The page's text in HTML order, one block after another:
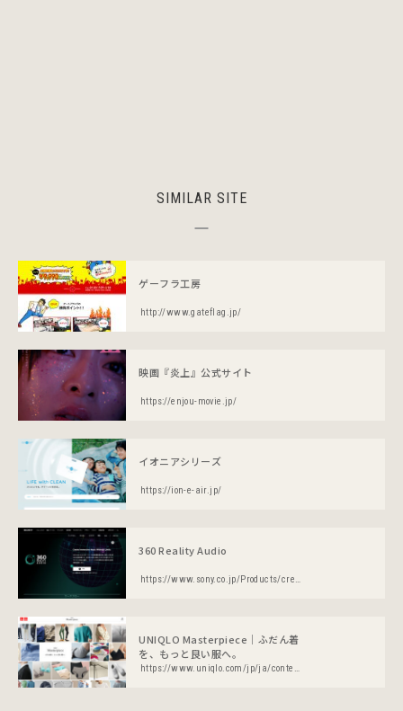
SIMILAR SITE
ゲーフラ工房
http://www.gateflag.jp/
映画『炎上』公式サイト
https://enjou-movie.jp/
イオニアシリーズ
https://ion-e-air.jp/
360 Reality Audio
https://www.sony.co.jp/Products/create360RA/
UNIQLO Masterpiece｜ふだん着
を、もっと良い服へ。
https://www.uniqlo.com/jp/ja/contents/feature/masterpiece/